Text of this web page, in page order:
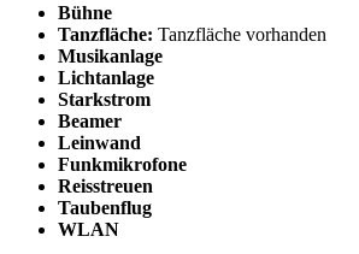
Bühne
Tanzfläche: Tanzfläche vorhanden
Musikanlage
Lichtanlage
Starkstrom
Beamer
Leinwand
Funkmikrofone
Reisstreuen
Taubenflug
WLAN